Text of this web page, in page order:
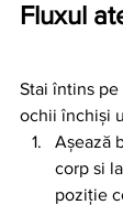
Fluxul
Stai întins pe
ochii închiși
Așează
corp si
poziție